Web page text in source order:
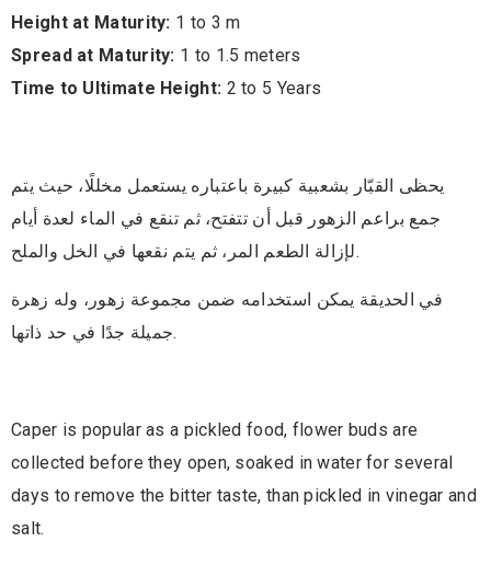
Height at Maturity: 1 to 3 m
Spread at Maturity: 1 to 1.5 meters
Time to Ultimate Height: 2 to 5 Years
يحظى القبّار بشعبية كبيرة باعتباره يستعمل مخللًا، حيث يتم
جمع براعم الزهور قبل أن تتفتح، ثم تنقع في الماء لعدة أيام
لإزالة الطعم المر، ثم يتم نقعها في الخل والملح.
في الحديقة يمكن استخدامه ضمن مجموعة زهور، وله زهرة
جميلة جدًا في حد ذاتها.
Caper is popular as a pickled food, flower buds are
collected before they open, soaked in water for several
days to remove the bitter taste, than pickled in vinegar and
salt.